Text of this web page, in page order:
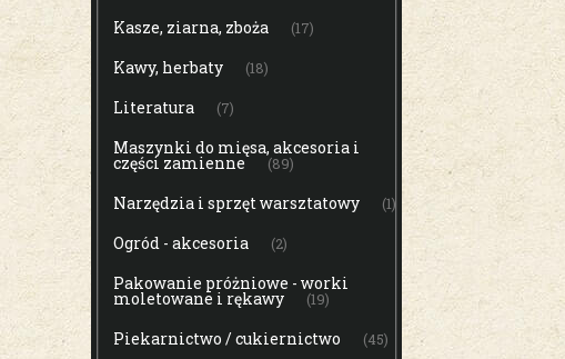
Kasze, ziarna, zboża (17)
Kawy, herbaty (18)
Literatura (7)
Maszynki do mięsa, akcesoria i
części zamienne (89)
Narzędzia i sprzęt warsztatowy (1)
Ogród - akcesoria (2)
Pakowanie próżniowe - worki
moletowane i rękawy (19)
Piekarnictwo / cukiernictwo (45)